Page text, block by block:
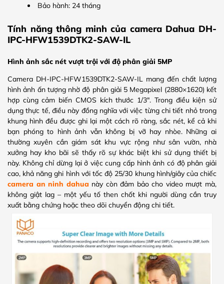
Bảo hành: 24 tháng
Tính năng thông minh của camera Dahua DH-
IPC-HFW1539DTK2-SAW-IL
Hình ảnh sắc nét vượt trội với độ phân giải 5MP
Camera DH-IPC-HFW1539DTK2-SAW-IL mang đến chất lượng
hình ảnh ấn tượng nhờ độ phân giải 5 Megapixel (2880×1620) kết
hợp cùng cảm biến CMOS kích thước 1/3″. Trong điều kiện sử
dụng thực tế, điều này đồng nghĩa với việc từng chi tiết nhỏ trong
khung hình đều được ghi lại một cách rõ ràng, sắc nét, kể cả khi
bạn phóng to hình ảnh vẫn không bị vỡ hay nhòe. Những ai
thường xuyên cần giám sát khu vực rộng như sân vườn, nhà
xưởng hay kho bãi sẽ thấy rõ sự khác biệt khi sử dụng thiết bị
này. Không chỉ dừng lại ở việc cung cấp hình ảnh có độ phân giải
cao, khả năng ghi hình với tốc độ 25/30 khung hình/giây của chiếc
camera an ninh dahua này còn đảm bảo cho video mượt mà,
không giật lag – một yếu tố then chốt khi người dùng cần truy
xuất bằng chứng hoặc theo dõi chuyển động chi tiết.